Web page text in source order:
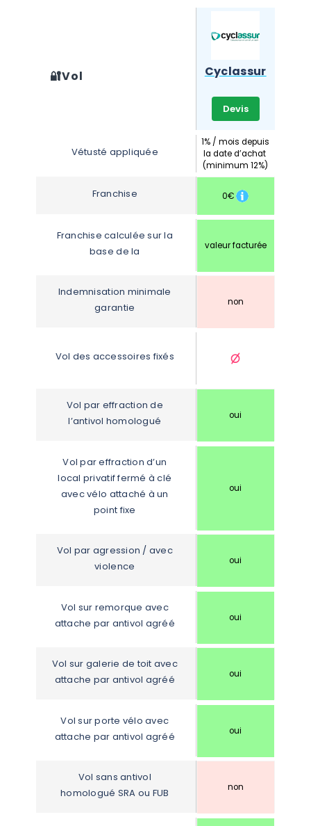
🔐Vol Cyclassur
Devis
Vétusté appliquée
1% / mois depuis
la date d’achat
(minimum 12%)
Franchise 0€
Franchise calculée sur la
base de la
valeur facturée
Indemnisation minimale
garantie
non
Vol des accessoires fixés
Vol par effraction de
l’antivol homologué
oui
Vol par effraction d’un
local privatif fermé à clé
avec vélo attaché à un
point fixe
oui
Vol par agression / avec
violence
oui
Vol sur remorque avec
attache par antivol agréé
oui
Vol sur galerie de toit avec
attache par antivol agréé
oui
Vol sur porte vélo avec
attache par antivol agréé
oui
Vol sans antivol
homologué SRA ou FUB
non